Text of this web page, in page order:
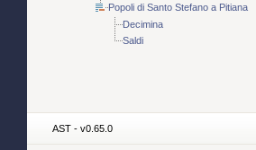
Popoli di Santo Stefano a Pitiana
Decimina
Saldi
AST - v0.65.0